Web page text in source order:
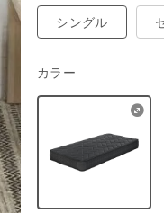
シングル
カラー